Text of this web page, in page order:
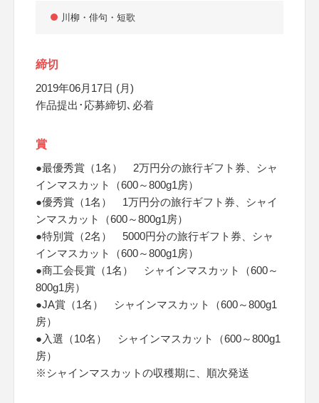
川柳・俳句・短歌
締切
2019年06月17日 (月)
作品提出･応募締切､必着
賞
●最優秀賞（1名） 2万円分の旅行ギフト券、シャ
インマスカット（600～800g1房）
●優秀賞（1名） 1万円分の旅行ギフト券、シャイ
ンマスカット（600～800g1房）
●特別賞（2名） 5000円分の旅行ギフト券、シャ
インマスカット（600～800g1房）
●商工会長賞（1名） シャインマスカット（600～
800g1房）
●JA賞（1名） シャインマスカット（600～800g1
房）
●入選（10名） シャインマスカット（600～800g1
房）
※シャインマスカットの収穫期に、順次発送